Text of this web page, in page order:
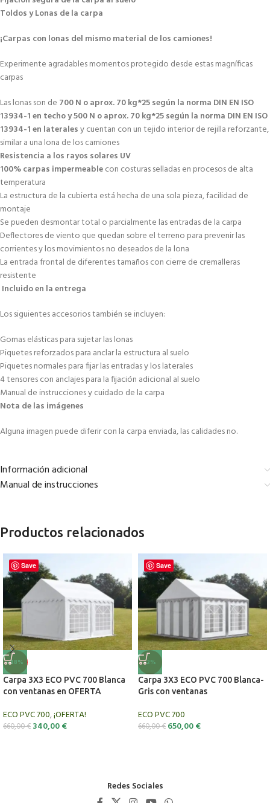
Toldos y Lonas de la carpa
¡Carpas con lonas del mismo material de los camiones!
Experimente agradables momentos protegido desde estas magníficas
carpas
Las lonas son de 700 N o aprox. 70 kg*25 según la norma DIN EN ISO
13934-1 en techo y 500 N o aprox. 70 kg*25 según la norma DIN EN ISO
13934-1 en lateralesy cuentan con un tejido interior de rejilla reforzante,
similar a una lona de los camiones
Resistencia a los rayos solares UV
100% carpas impermeablecon costuras selladas en procesos de alta
temperatura
La estructura de la cubierta está hecha de una sola pieza, facilidad de
montaje
Se pueden desmontar total o parcialmente las entradas de la carpa
Deflectores de viento que quedan sobre el terreno para prevenir las
corrientes y los movimientos no deseados de la lona
La entrada frontal de diferentes tamaños con cierre de cremalleras
resistente
Incluido en la entrega
Los siguientes accesorios también se incluyen:
Gomas elásticas para sujetar las lonas
Piquetes reforzados para anclar la estructura al suelo
Piquetes normales para fijar las entradas y los laterales
4 tensores con anclajes para la fijación adicional al suelo
Manual de instrucciones y cuidado de la carpa
Nota de las imágenes
Alguna imagen puede diferir con la carpa enviada, las calidades no.
Información adicional
Manual de instrucciones
Productos relacionados
Save
-48%
Carpa 3X3 ECO PVC 700 Blanca
con ventanas en OFERTA
ECO PVC 700,¡OFERTA!
660,00€ 340,00€
Save
-2%
Carpa 3X3 ECO PVC 700 Blanca-
Gris con ventanas
ECO PVC 700
660,00€ 650,00€
Redes Sociales